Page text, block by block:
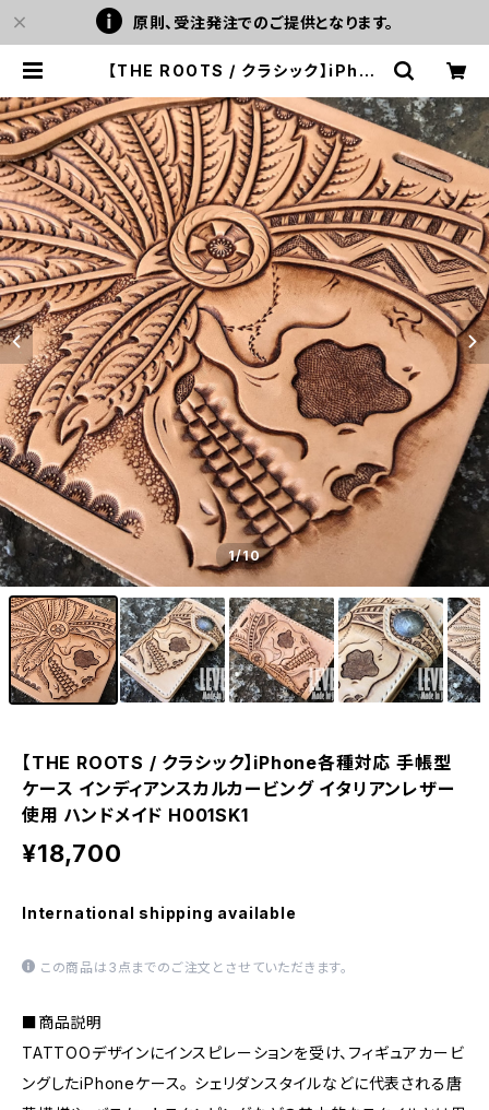
原則、受注発注でのご提供となります。
【THE ROOTS / クラシック】iPhon
ンスカルカービング イタリアンレザー
使用 ハンドメイド H001SK1 | LEVE
L7
1/10
【THE ROOTS / クラシック】iPhone各種対応 手帳型
ケース インディアンスカルカービング イタリアンレザー
使用 ハンドメイド H001SK1
¥18,700
International shipping available
この商品は3点までのご注文とさせていただきます。
■商品説明
TATTOOデザインにインスピレーションを受け、フィギュアカービ
ングしたiPhoneケース。 シェリダンスタイルなどに代表される唐